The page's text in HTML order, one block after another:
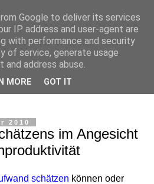
Tank
aus meinem "Denkraum" -
2010
im Angesicht
schätzen können oder
Google to deliver its services
IP address and user-agent are
with performance and security
of service, generate usage
address abuse.
MORE GOT IT